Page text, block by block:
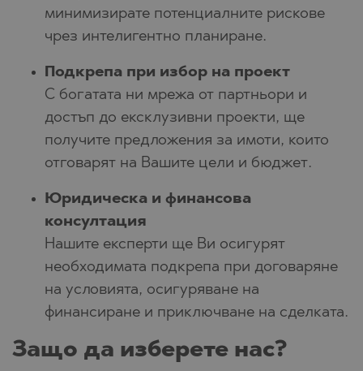
минимизирате потенциалните рискове
чрез интелигентно планиране.
Подкрепа при избор на проект
С богатата ни мрежа от партньори и
достъп до ексклузивни проекти, ще
получите предложения за имоти, които
отговарят на Вашите цели и бюджет.
Юридическа и финансова
консултация
Нашите експерти ще Ви осигурят
необходимата подкрепа при договаряне
на условията, осигуряване на
финансиране и приключване на сделката.
Защо да изберете нас?